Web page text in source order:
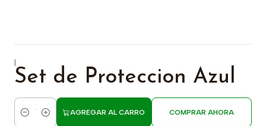
|
Set de Proteccion Azul
Cantidad
AGREGAR AL CARRO COMPRAR AHORA